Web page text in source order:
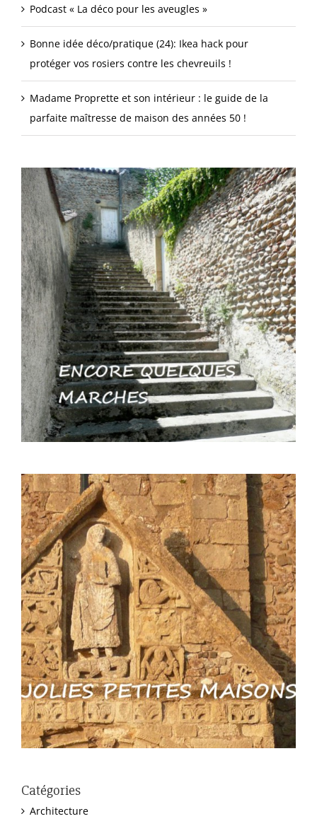
Podcast « La déco pour les aveugles »
Bonne idée déco/pratique (24): Ikea hack pour
protéger vos rosiers contre les chevreuils !
Madame Proprette et son intérieur : le guide de la
parfaite maîtresse de maison des années 50 !
Catégories
Architecture